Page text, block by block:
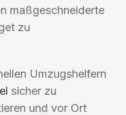
maßgeschneiderte
zu
Umzugshelfern
sicher zu
und vor Ort